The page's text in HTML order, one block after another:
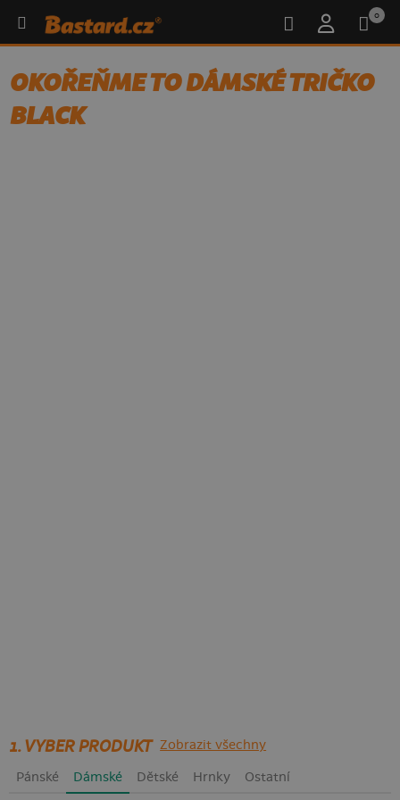
0
OKOŘEŇME TO DÁMSKÉ TRIČKO
BLACK
1. VYBER PRODUKT Zobrazit všechny
Pánské Dámské Dětské Hrnky Ostatní